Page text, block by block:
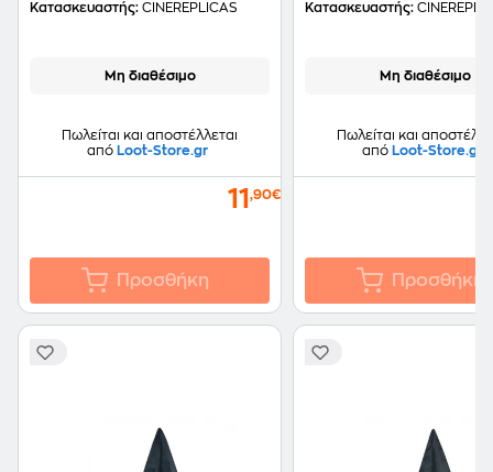
Κατασκευαστής: CINEREPLICAS
Μη διαθέσιμο
Πωλείται και αποστέλλεται
από Loot-Store.gr
11 ,90€
Προσθήκη
Κατασκευαστής:
Μη διαθέσιμο
Πωλείται και
από Loot-Store.gr
Προσθήκη